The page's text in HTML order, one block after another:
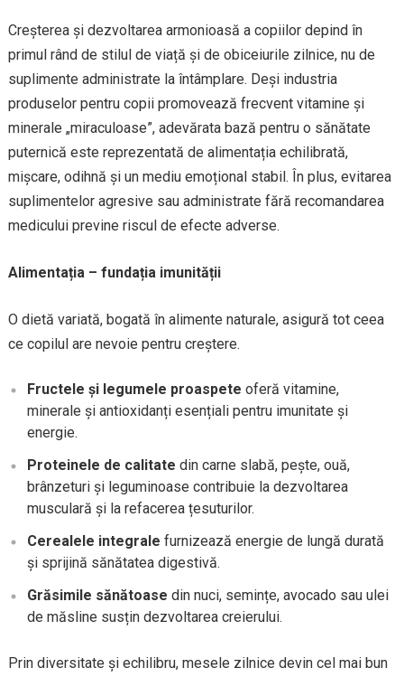
Creșterea și dezvoltarea armonioasă a copiilor depind în
primul rând de stilul de viață și de obiceiurile zilnice, nu de
suplimente administrate la întâmplare. Deși industria
produselor pentru copii promovează frecvent vitamine și
minerale „miraculoase”, adevărata bază pentru o sănătate
puternică este reprezentată de alimentația echilibrată,
mișcare, odihnă și un mediu emoțional stabil. În plus, evitarea
suplimentelor agresive sau administrate fără recomandarea
medicului previne riscul de efecte adverse.
Alimentația – fundația imunității
O dietă variată, bogată în alimente naturale, asigură tot ceea
ce copilul are nevoie pentru creștere.
Fructele și legumele proaspete oferă vitamine,
minerale și antioxidanți esențiali pentru imunitate și
energie.
Proteinele de calitate din carne slabă, pește, ouă,
brânzeturi și leguminoase contribuie la dezvoltarea
musculară și la refacerea țesuturilor.
Cerealele integrale furnizează energie de lungă durată
și sprijină sănătatea digestivă.
Grăsimile sănătoase din nuci, semințe, avocado sau ulei
de măsline susțin dezvoltarea creierului.
Prin diversitate și echilibru, mesele zilnice devin cel mai bun